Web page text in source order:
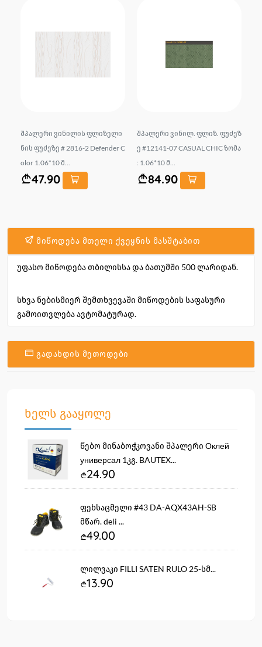
შპალერი ვინილის ფლიზელი
ნის ფუძეზე # 2816-2 Defender C
olor 1.06*10 მ...
47.90
შპალერი ვინილ. ფლიზ. ფუძეზ
ე #12141-07 CASUAL CHIC ზომა
: 1.06*10 მ...
84.90
მიწოდება მთელი ქვეყნის მასშტაბით
უფასო მიწოდება თბილისსა და ბათუმში 500 ლარიდან.
სხვა ნებისმიერ შემთხვევაში მიწოდების საფასური
გამოითვლება ავტომატურად.
გადახდის მეთოდები
ხელს გააყოლე
წებო მინაბოჭკოვანი შპალერი Оклей
универсал 1კგ. BAUTEX...
24.90
ფეხსაცმელი #43 DA-AQX43AH-SB
მწარ. deli ...
49.00
ლილვაკი FILLI SATEN RULO 25-სმ...
13.90